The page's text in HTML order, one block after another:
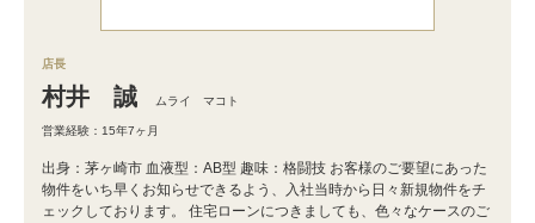
店長
村井 誠 ムライ マコト
営業経験：15年7ヶ月
出身：茅ヶ崎市 血液型：AB型 趣味：格闘技 お客様のご要望にあった
物件をいち早くお知らせできるよう、入社当時から日々新規物件をチ
ェックしております。 住宅ローンにつきましても、色々なケースのご